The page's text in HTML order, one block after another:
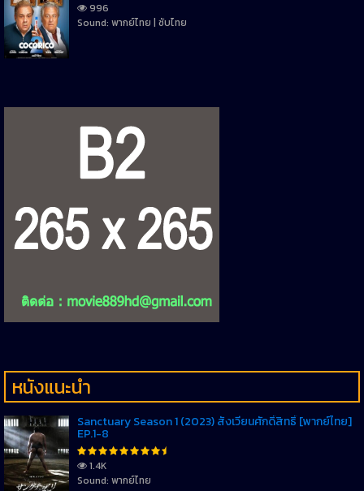
996
Sound: พากย์ไทย | ซับไทย
หนังแนะนำ
Sanctuary Season 1 (2023) สังเวียนศักดิ์สิทธิ์ [พากย์ไทย]
EP.1-8
1.4K
Sound: พากย์ไทย